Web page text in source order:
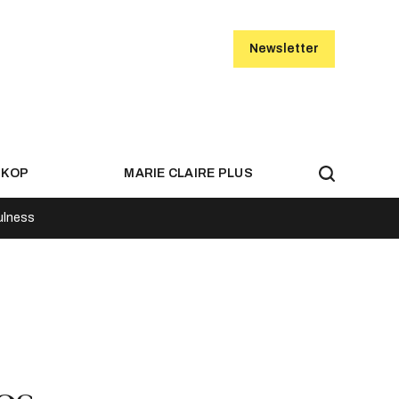
Newsletter
MARIE CLAIRE PLUS